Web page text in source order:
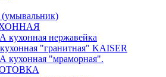
нержавейка
"гранитная" KAISER
"мраморная".